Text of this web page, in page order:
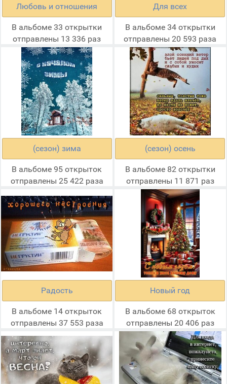
Любовь и отношения
В альбоме 33 открытки
отправлены 13 336 раз
Для всех
В альбоме 34 открытки
отправлены 20 593 раза
(сезон) зима
В альбоме 95 открыток
отправлены 25 422 раза
(сезон) осень
В альбоме 82 открытки
отправлены 11 871 раз
Радость
В альбоме 14 открыток
отправлены 37 553 раза
Новый год
В альбоме 68 открыток
отправлены 20 406 раз